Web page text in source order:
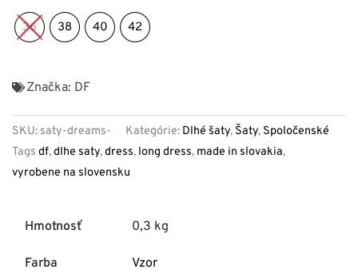
36 38 40 42
Značka: DF
SKU: saty-dreams- Kategórie: Dlhé šaty, Šaty, Spoločenské
Tags df,dlhe saty,dress, long dress, made in slovakia,
vyrobene na slovensku
Hmotnosť 0,3 kg
Farba Vzor